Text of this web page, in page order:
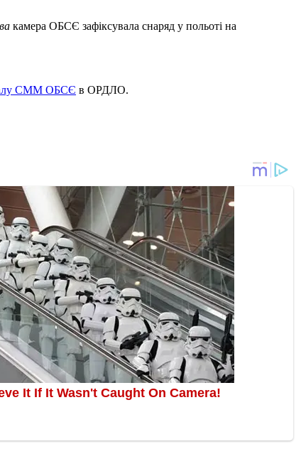
камера ОБСЄ зафіксувала снаряд у польоті на
СММ ОБСЄ в ОРДЛО.